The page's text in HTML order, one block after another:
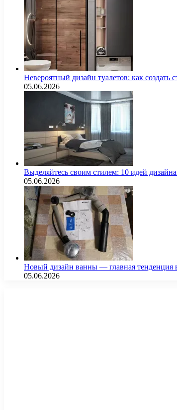
Невероятный дизайн туалетов: как создать
05.06.2026
Выделяйтесь своим стилем: 10 идей
05.06.2026
Новый дизайн ванны — главная тенденция
05.06.2026